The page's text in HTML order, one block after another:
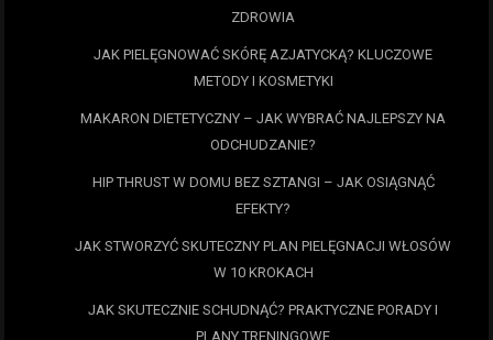
ZDROWIA
JAK PIELĘGNOWAĆ SKÓRĘ AZJATYCKĄ? KLUCZOWE
METODY I KOSMETYKI
MAKARON DIETETYCZNY – JAK WYBRAĆ NAJLEPSZY NA
ODCHUDZANIE?
HIP THRUST W DOMU BEZ SZTANGI – JAK OSIĄGNĄĆ
EFEKTY?
JAK STWORZYĆ SKUTECZNY PLAN PIELĘGNACJI WŁOSÓW
W 10 KROKACH
JAK SKUTECZNIE SCHUDNĄĆ? PRAKTYCZNE PORADY I
PLANY TRENINGOWE